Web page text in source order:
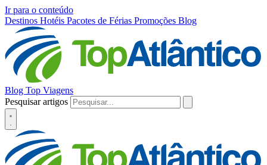
Ir para o conteúdo
Destinos Hotéis Pacotes de Férias Promoções Blog
Blog Top Viagens
Pesquisar artigos